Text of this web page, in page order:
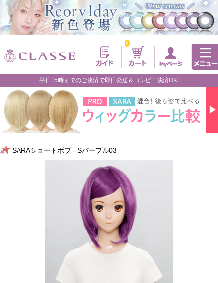
0
平日15時までのご決済で即日発送＆コンビニ決済OK!
SARAショートボブ - Sパープル03